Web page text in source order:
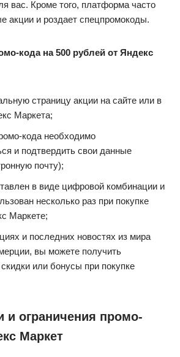
вас. Кроме того, платформа часто
акции и роздает спецпромокоды.
кода на 500 рублей от Яндекс
страницу акции на сайте или в
Маркета;
кода необходимо
и подтвердить свои данные
почту);
в виде цифровой комбинации и
несколько раз при покупке
Маркете;
и последних новостях из мира
вы можете получить
или бонусы при покупке
и ограничения промо-
Маркет